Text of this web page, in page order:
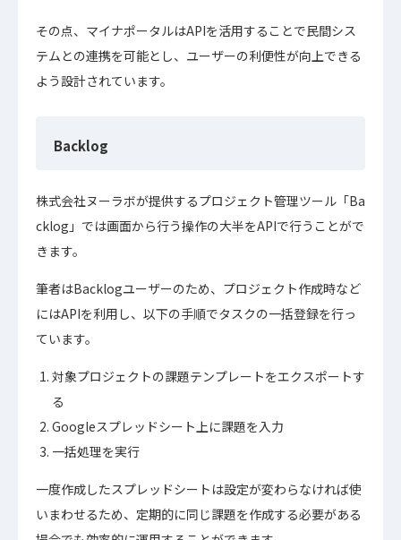
その点、マイナポータルはAPIを活用することで民間シス
テムとの連携を可能とし、ユーザーの利便性が向上できる
よう設計されています。
Backlog
株式会社ヌーラボが提供するプロジェクト管理ツール「Ba
cklog」では画面から行う操作の大半をAPIで行うことがで
きます。
筆者はBacklogユーザーのため、プロジェクト作成時など
にはAPIを利用し、以下の手順でタスクの一括登録を行っ
ています。
対象プロジェクトの課題テンプレートをエクスポートす
る
Googleスプレッドシート上に課題を入力
一括処理を実行
一度作成したスプレッドシートは設定が変わらなければ使
いまわせるため、定期的に同じ課題を作成する必要がある